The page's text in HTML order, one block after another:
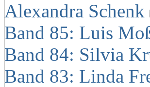
Alexandra Schenk
Band 85: Luis
Band 84: Silvia
Band 83: Linda